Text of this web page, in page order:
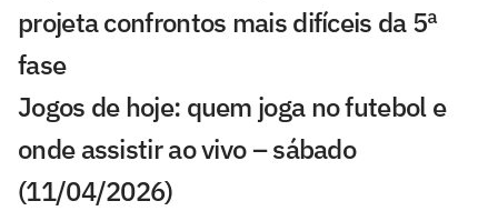
projeta confrontos mais difíceis da 5ª
fase
Jogos de hoje: quem joga no futebol e
onde assistir ao vivo – sábado
(11/04/2026)